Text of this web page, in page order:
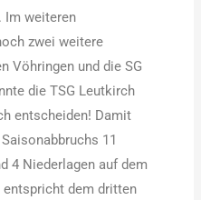
Im weiteren
zwei weitere
Vöhringen und die SG
die TSG Leutkirch
entscheiden! Damit
11
4 Niederlagen auf dem
entspricht dem dritten